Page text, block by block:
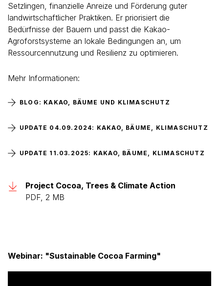
Setzlingen, finanzielle Anreize und Förderung guter
landwirtschaftlicher Praktiken. Er priorisiert die
Bedürfnisse der Bauern und passt die Kakao-
Agroforstsysteme an lokale Bedingungen an, um
Ressourcennutzung und Resilienz zu optimieren.
Mehr Informationen:
BLOG: KAKAO, BÄUME UND KLIMASCHUTZ
UPDATE 04.09.2024: KAKAO, BÄUME, KLIMASCHUTZ
UPDATE 11.03.2025: KAKAO, BÄUME, KLIMASCHUTZ
Project Cocoa, Trees & Climate Action
PDF, 2 MB
Webinar: "Sustainable Cocoa Farming"